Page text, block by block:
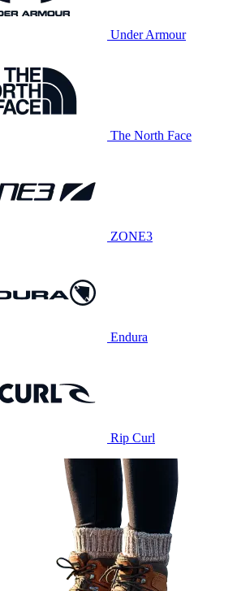
Under Armour
The North Face
ZONE3
Endura
Rip Curl